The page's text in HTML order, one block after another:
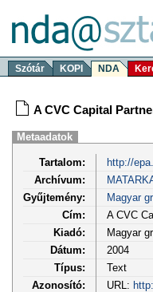
Szótár KOPI NDA
A CVC Capital
Metaadatok
Tartalom:
http://
Archívum:
Gyűjtemény:
Magyar
Cím:
A CVC
Kiadó:
Magyar
Dátum:
2004
Típus:
Text
Azonosító:
URL: